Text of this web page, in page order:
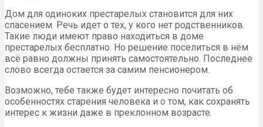
Дом для одиноких престарелых становится для них
спасением. Речь идет о тех, у кого нет родственников.
Такие люди имеют право находиться в доме
престарелых бесплатно. Но решение поселиться в нём
всё равно должны принять самостоятельно. Последнее
слово всегда остается за самим пенсионером.
Возможно, тебе также будет интересно почитать об
особенностях старения человека и о том, как сохранять
интерес к жизни даже в преклонном возрасте.